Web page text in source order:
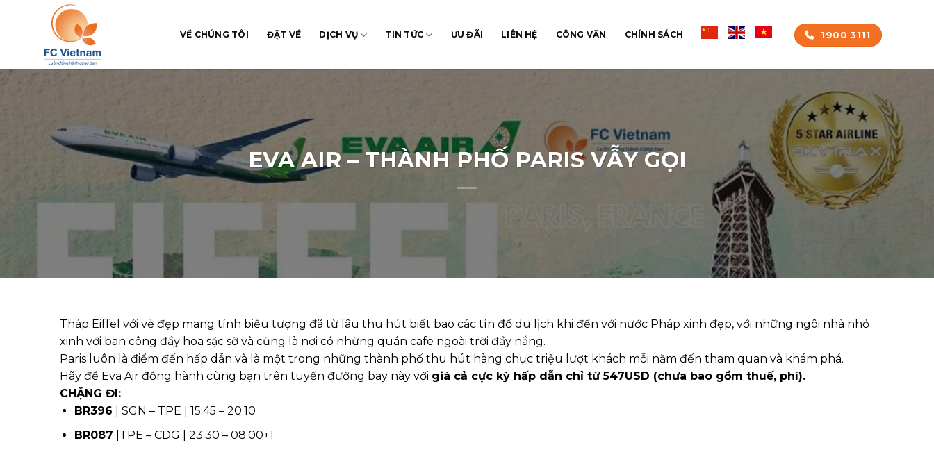
VỀ CHÚNG TÔI ĐẶT VÉ DỊCH VỤ TIN TỨC ƯU ĐÃI LIÊN HỆ CÔNG VĂN CHÍNH SÁCH 1900 3111
EVA AIR – THÀNH PHỐ PARIS VẪY GỌI
Tháp Eiffel với vẻ đẹp mang tính biểu tượng đã từ lâu thu hút biết bao các tín đồ du lịch khi đến với nước Pháp xinh đẹp, với những ngôi nhà nhỏ
xinh với ban công đầy hoa sặc sỡ và cũng là nơi có những quán cafe ngoài trời đầy nắng.
Paris luôn là điểm đến hấp dẫn và là một trong những thành phố thu hút hàng chục triệu lượt khách mỗi năm đến tham quan và khám phá.
Hãy để Eva Air đồng hành cùng bạn trên tuyến đường bay này với giá cả cực kỳ hấp dẫn chỉ từ 547USD (chưa bao gồm thuế, phí).
CHẶNG ĐI:
BR396 | SGN – TPE | 15:45 – 20:10
BR087 |TPE – CDG | 23:30 – 08:00+1